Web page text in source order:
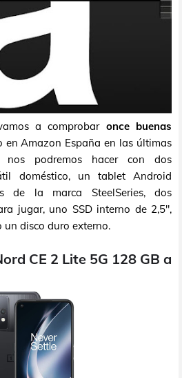
a comprobar once buenas
en Amazon España en las últimas
podremos hacer con dos
doméstico, un tablet Android
de la marca SteelSeries, dos
jugar, uno SSD interno de 2,5",
un disco duro externo.
CE 2 Lite 5G 128 GB a